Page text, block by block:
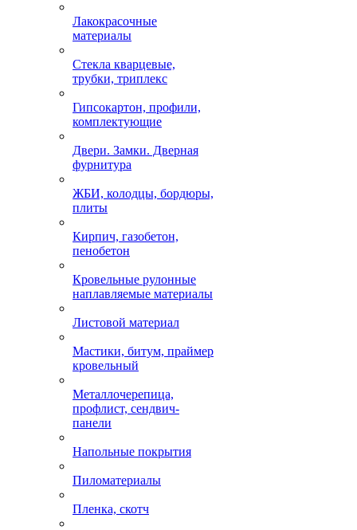
Лакокрасочные
материалы
Стекла кварцевые,
трубки, триплекс
Гипсокартон, профили,
комплектующие
Двери. Замки. Дверная
фурнитура
ЖБИ, колодцы, бордюры,
плиты
Кирпич, газобетон,
пенобетон
Кровельные рулонные
наплавляемые материалы
Листовой материал
Мастики, битум, праймер
кровельный
Металлочерепица,
профлист, сендвич-
панели
Напольные покрытия
Пиломатериалы
Пленка, скотч